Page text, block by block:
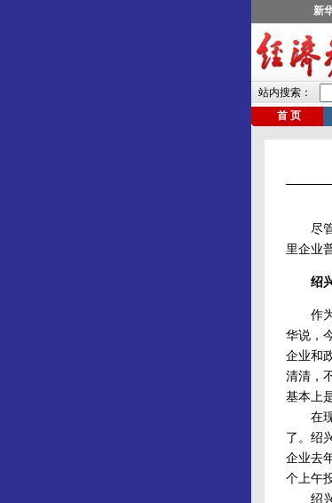
尽管
里企业
绍兴
作为
华说，
企业和
清清，
基本上
在现
了。绍
企业去
个上午
绍兴